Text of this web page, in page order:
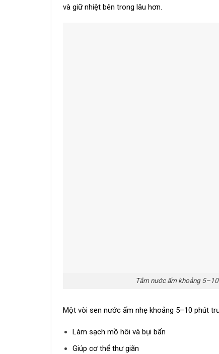
và giữ nhiệt bên trong lâu hơn.
Tắm nước ấm khoảng
Một vòi sen nước ấm nhẹ khoảng 5–10 phút
Làm sạch mồ hôi và bụi bẩn
Giúp cơ thể thư giãn